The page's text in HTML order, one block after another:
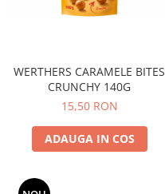
WERTHERS CARAMELE BITES
CRUNCHY 140G
15,50 RON
ADAUGA IN COS